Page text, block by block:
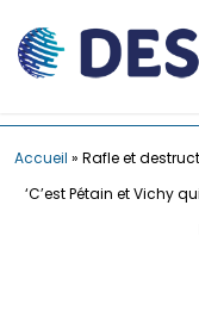
Accueil » Rafle et
‘C’est Pétain et Vichy